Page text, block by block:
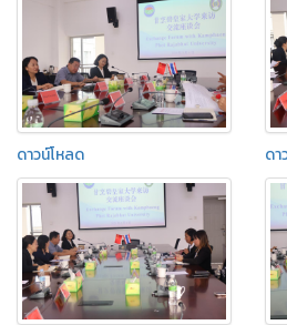
ดาวน์โหลด ดา